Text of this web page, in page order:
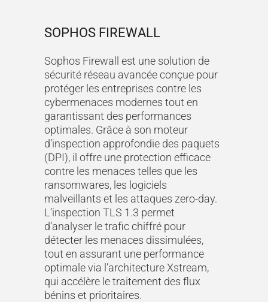
SOPHOS FIREWALL
Sophos Firewall est une solution de
sécurité réseau avancée conçue pour
protéger les entreprises contre les
cybermenaces modernes tout en
garantissant des performances
optimales. Grâce à son moteur
d’inspection approfondie des paquets
(DPI), il offre une protection efficace
contre les menaces telles que les
ransomwares, les logiciels
malveillants et les attaques zero-day.
L’inspection TLS 1.3 permet
d’analyser le trafic chiffré pour
détecter les menaces dissimulées,
tout en assurant une performance
optimale via l’architecture Xstream,
qui accélère le traitement des flux
bénins et prioritaires.